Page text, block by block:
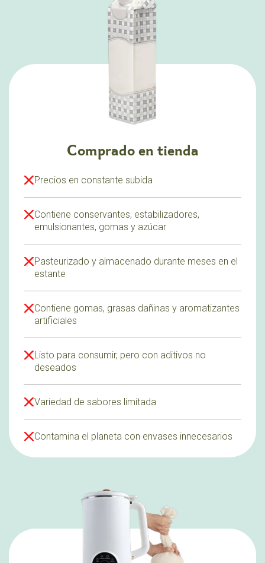
Comprado en tienda
Precios en constante subida
Contiene conservantes, estabilizadores,
emulsionantes, gomas y azúcar
Pasteurizado y almacenado durante meses en el
estante
Contiene gomas, grasas dañinas y aromatizantes
artificiales
Listo para consumir, pero con aditivos no
deseados
Variedad de sabores limitada
Contamina el planeta con envases innecesarios